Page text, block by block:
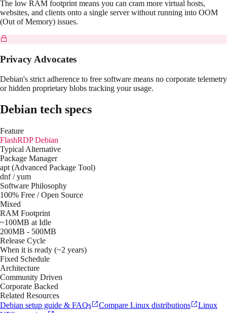
The low RAM footprint means you can cram more virtual hosts,
websites, and clients onto a single server without running into OOM
(Out of Memory) issues.
Privacy Advocates
Debian's strict adherence to free software means no corporate telemetry
or hidden proprietary blobs tracking your usage.
Debian tech specs
Feature
FlashRDPDebian
Typical Alternative
Package Manager
apt (Advanced Package Tool)
dnf / yum
Software Philosophy
100% Free / Open Source
Mixed
RAM Footprint
~100MB at Idle
200MB - 500MB
Release Cycle
When it is ready (~2 years)
Fixed Schedule
Architecture
Community Driven
Corporate Backed
Related Resources
Debian setup guide & FAQs
Compare Linux distributions
Linux